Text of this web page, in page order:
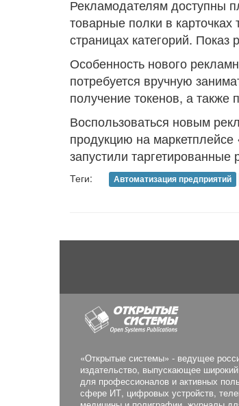
Рекламодателям доступны
товарные полки в
страницах категорий.
Особенность нового
потребуется вручную
получение токенов, а также
Воспользоваться новым
продукцию на
запустили
Теги: Автоматизация предприятий
«Открытые системы» - ведущее
издательство, выпускающее
для профессионалов и активных
сфере ИТ, цифровых устройств,